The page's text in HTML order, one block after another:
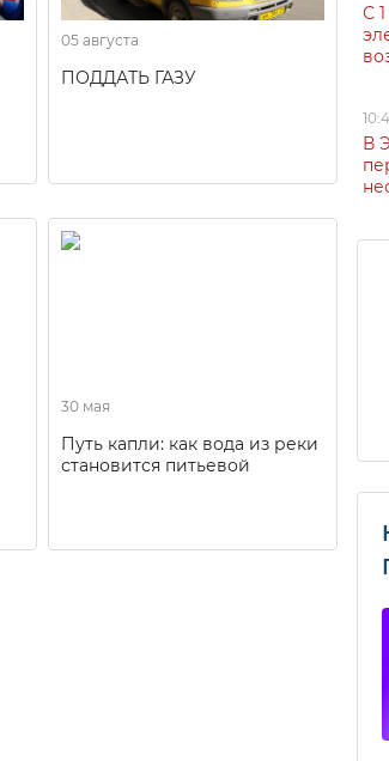
05 августа
ПОДДАТЬ ГАЗУ
30 мая
Путь капли: как вода из реки
становится питьевой
С
В